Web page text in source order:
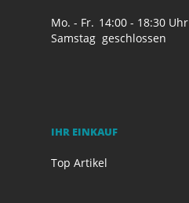
Mo. - Fr. 14:00 - 18:30 Uhr
Samstag geschlossen
IHR EINKAUF
Top Artikel